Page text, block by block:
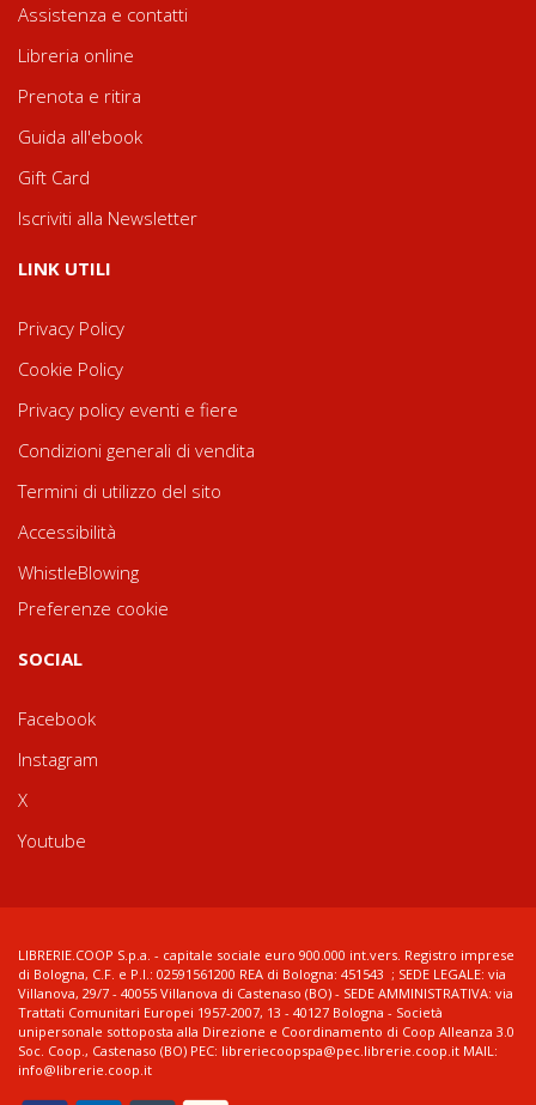
Assistenza e contatti
Libreria online
Prenota e ritira
Guida all'ebook
Gift Card
Iscriviti alla Newsletter
LINK UTILI
Privacy Policy
Cookie Policy
Privacy policy eventi e fiere
Condizioni generali di vendita
Termini di utilizzo del sito
Accessibilità
WhistleBlowing
Preferenze cookie
SOCIAL
Facebook
Instagram
X
Youtube
LIBRERIE.COOP S.p.a. - capitale sociale euro 900.000 int.vers. Registro imprese
di Bologna, C.F. e P.I.: 02591561200 REA di Bologna: 451543 ; SEDE LEGALE: via
Villanova, 29/7 - 40055 Villanova di Castenaso (BO) - SEDE AMMINISTRATIVA: via
Trattati Comunitari Europei 1957-2007, 13 - 40127 Bologna - Società
unipersonale sottoposta alla Direzione e Coordinamento di Coop Alleanza 3.0
Soc. Coop., Castenaso (BO) PEC: libreriecoopspa@pec.librerie.coop.it MAIL:
info@librerie.coop.it